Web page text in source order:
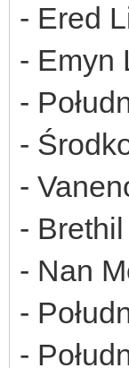
- Ered
- Emyn
-
-
-
-
- Nan
-
-